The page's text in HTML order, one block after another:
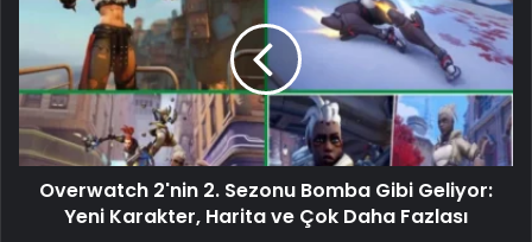
Overwatch 2'nin 2. Sezonu Bomba Gibi Geliyor:
Yeni Karakter, Harita ve Çok Daha Fazlası